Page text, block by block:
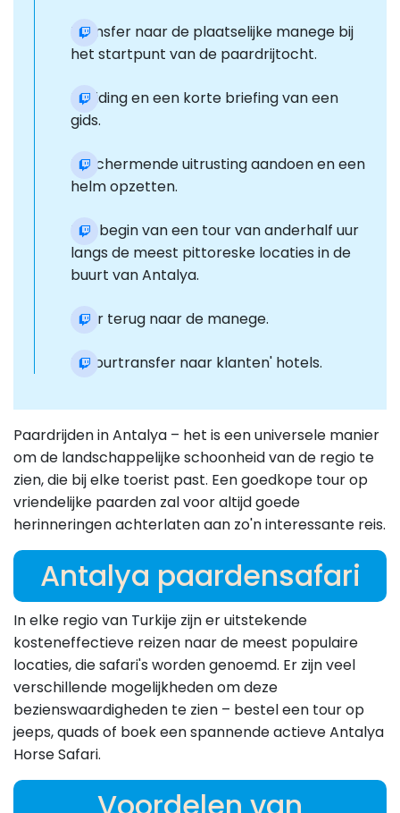
Transfer naar de plaatselijke manege bij
het startpunt van de paardrijtocht.
Inleiding en een korte briefing van een
gids.
Beschermende uitrusting aandoen en een
helm opzetten.
Het begin van een tour van anderhalf uur
langs de meest pittoreske locaties in de
buurt van Antalya.
Keer terug naar de manege.
Retourtransfer naar klanten' hotels.
Paardrijden in Antalya – het is een universele manier
om de landschappelijke schoonheid van de regio te
zien, die bij elke toerist past. Een goedkope tour op
vriendelijke paarden zal voor altijd goede
herinneringen achterlaten aan zo'n interessante reis.
Antalya paardensafari
In elke regio van Turkije zijn er uitstekende
kosteneffectieve reizen naar de meest populaire
locaties, die safari's worden genoemd. Er zijn veel
verschillende mogelijkheden om deze
bezienswaardigheden te zien – bestel een tour op
jeeps, quads of boek een spannende actieve Antalya
Horse Safari.